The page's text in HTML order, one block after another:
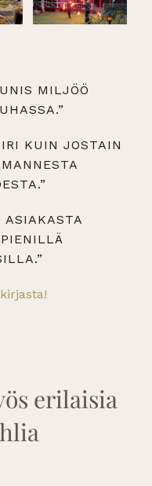
MILJÖÖ
KUIN JOSTAIN
ASIAKASTA
erilaisia